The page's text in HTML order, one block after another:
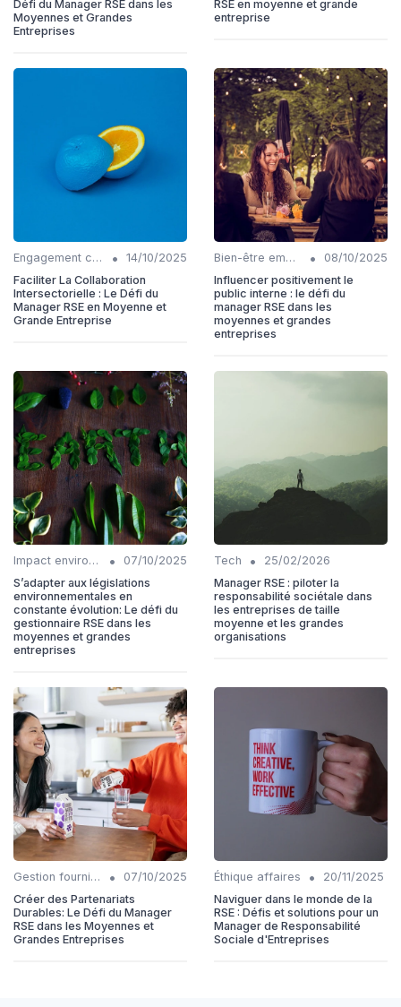
Défi du Manager RSE dans les
Moyennes et Grandes
Entreprises
RSE en moyenne et grande
entreprise
Engagement communautaire •
14/10/2025
Faciliter La Collaboration
Intersectorielle : Le Défi du
Manager RSE en Moyenne et
Grande Entreprise
Bien-être employés •
08/10/2025
Influencer positivement le
public interne : le défi du
manager RSE dans les
moyennes et grandes
entreprises
Impact environnemental •
07/10/2025
S’adapter aux législations
environnementales en
constante évolution: Le défi du
gestionnaire RSE dans les
moyennes et grandes
entreprises
Tech •
25/02/2026
Manager RSE : piloter la
responsabilité sociétale dans
les entreprises de taille
moyenne et les grandes
organisations
Gestion fournisseurs •
07/10/2025
Créer des Partenariats
Durables: Le Défi du Manager
RSE dans les Moyennes et
Grandes Entreprises
Éthique affaires •
20/11/2025
Naviguer dans le monde de la
RSE : Défis et solutions pour un
Manager de Responsabilité
Sociale d'Entreprises